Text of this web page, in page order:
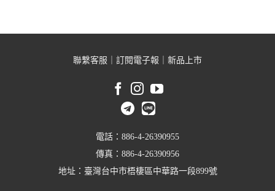
聯繫客服 訂閱電子報 新品上市
電話：886-4-26390955
傳真：886-4-26390956
地址：臺灣台中市梧棲區中華路一段899號